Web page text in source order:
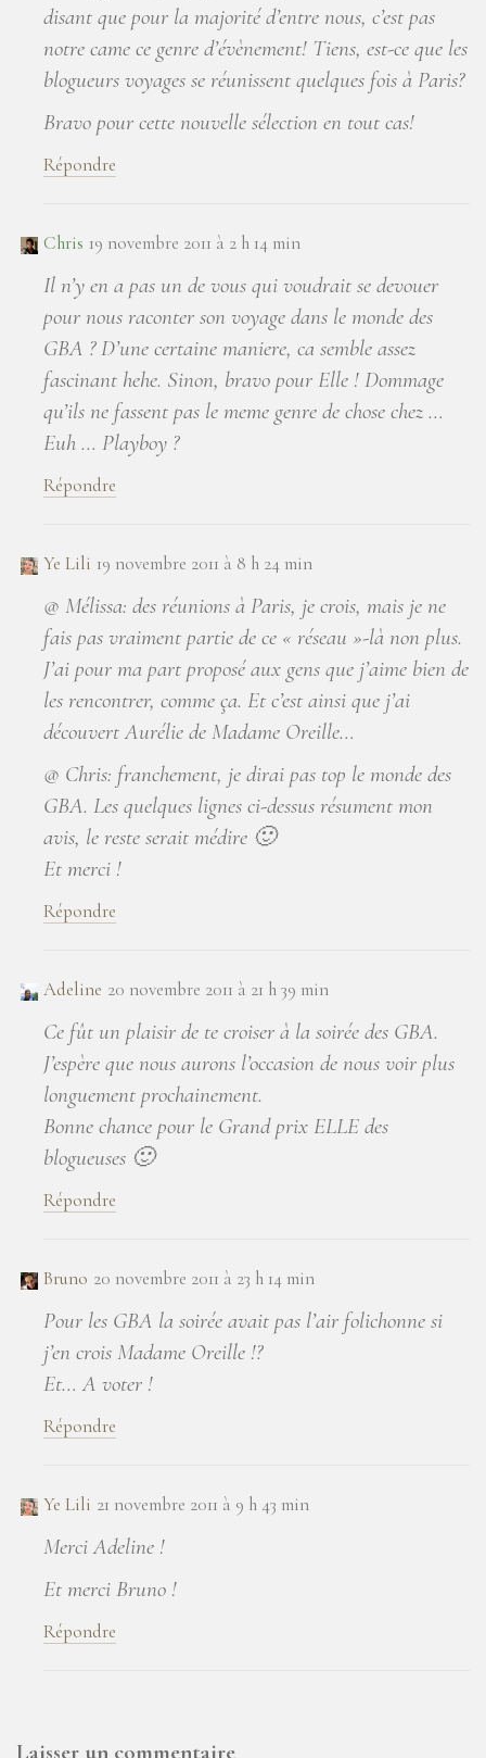
disant que pour la majorité d’entre nous, c’est pas
notre came ce genre d’évènement! Tiens, est-ce que les
blogueurs voyages se réunissent quelques fois à Paris?
Bravo pour cette nouvelle sélection en tout cas!
Répondre
Chris 19 novembre 2011 à 2 h 14 min
Il n’y en a pas un de vous qui voudrait se devouer
pour nous raconter son voyage dans le monde des
GBA ? D’une certaine maniere, ca semble assez
fascinant hehe. Sinon, bravo pour Elle ! Dommage
qu’ils ne fassent pas le meme genre de chose chez …
Euh … Playboy ?
Répondre
Ye Lili 19 novembre 2011 à 8 h 24 min
@ Mélissa: des réunions à Paris, je crois, mais je ne
fais pas vraiment partie de ce « réseau »-là non plus.
J’ai pour ma part proposé aux gens que j’aime bien de
les rencontrer, comme ça. Et c’est ainsi que j’ai
découvert Aurélie de Madame Oreille…
@ Chris: franchement, je dirai pas top le monde des
GBA. Les quelques lignes ci-dessus résument mon
avis, le reste serait médire 🙂
Et merci !
Répondre
Adeline 20 novembre 2011 à 21 h 39 min
Ce fût un plaisir de te croiser à la soirée des GBA.
J’espère que nous aurons l’occasion de nous voir plus
longuement prochainement.
Bonne chance pour le Grand prix ELLE des
blogueuses 🙂
Répondre
Bruno 20 novembre 2011 à 23 h 14 min
Pour les GBA la soirée avait pas l’air folichonne si
j’en crois Madame Oreille !?
Et… A voter !
Répondre
Ye Lili 21 novembre 2011 à 9 h 43 min
Merci Adeline !
Et merci Bruno !
Répondre
Laisser un commentaire